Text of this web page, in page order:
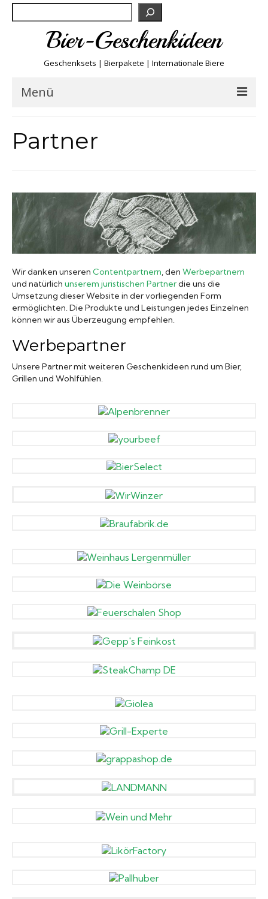
Bier-Geschenkideen
Geschenksets | Bierpakete | Internationale Biere
Menü
Bierboxen & Sets
Biere A-Z
Biere der Welt
Biergläser
Geschenksets
Partyfässer
Partner
Wir danken unseren Contentpartnern, den Werbepartnern
und natürlich unserem juristischen Partnerdie uns die
Umsetzung dieser Website in der vorliegenden Form
ermöglichten. Die Produkte und Leistungen jedes Einzelnen
können wir aus Überzeugung empfehlen.
Werbepartner
Unsere Partner mit weiteren Geschenkideen rund um Bier,
Grillen und Wohlfühlen.